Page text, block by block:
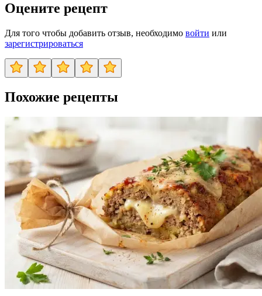
Оцените рецепт
Для того чтобы добавить отзыв, необходимо войти или
зарегистрироваться
Похожие рецепты